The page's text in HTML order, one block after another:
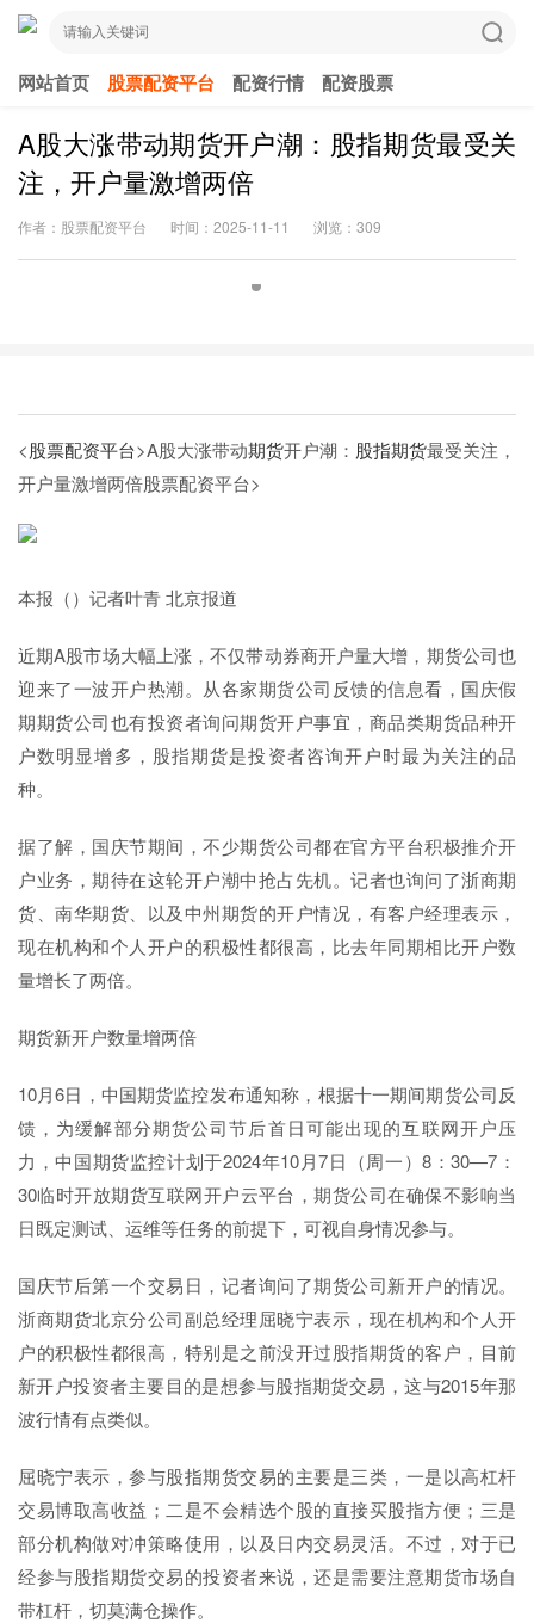
网站首页 股票配资平台 配资行情 配资股票
A股大涨带动期货开户潮：股指期货最受关
注，开户量激增两倍
作者：股票配资平台 时间：2025-11-11 浏览：309
<股票配资平台>A股大涨带动期货开户潮： 股指期货最受关注，
开户量激增两倍股票配资平台>
本报（）记者叶青 北京报道
近期A股市场大幅上涨，不仅带动券商开户量大增，期货公司也
迎来了一波开户热潮。从各家期货公司反馈的信息看，国庆假
期期货公司也有投资者询问期货开户事宜，商品类期货品种开
户数明显增多，股指期货是投资者咨询开户时最为关注的品
种。
据了解，国庆节期间，不少期货公司都在官方平台积极推介开
户业务，期待在这轮开户潮中抢占先机。记者也询问了浙商期
货、南华期货、以及中州期货的开户情况，有客户经理表示，
现在机构和个人开户的积极性都很高，比去年同期相比开户数
量增长了两倍。
期货新开户数量增两倍
10月6日，中国期货监控发布通知称，根据十一期间期货公司反
馈，为缓解部分期货公司节后首日可能出现的互联网开户压
力，中国期货监控计划于2024年10月7日（周一）8：30—7：
30临时开放期货互联网开户云平台，期货公司在确保不影响当
日既定测试、运维等任务的前提下，可视自身情况参与。
国庆节后第一个交易日，记者询问了期货公司新开户的情况。
浙商期货北京分公司副总经理屈晓宁表示，现在机构和个人开
户的积极性都很高，特别是之前没开过股指期货的客户，目前
新开户投资者主要目的是想参与股指期货交易，这与2015年那
波行情有点类似。
屈晓宁表示，参与股指期货交易的主要是三类，一是以高杠杆
交易博取高收益；二是不会精选个股的直接买股指方便；三是
部分机构做对冲策略使用，以及日内交易灵活。不过，对于已
经参与股指期货交易的投资者来说，还是需要注意期货市场自
带杠杆，切莫满仓操作。